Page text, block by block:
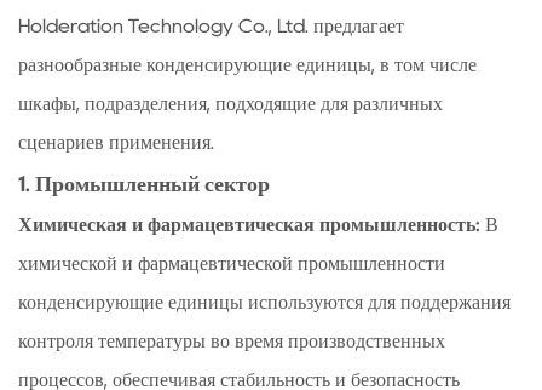
1.2
Медицинский
сектор
1.3
3.
питания
1.4
4.
Логистика
Holderation Technology Co., Ltd. предлагает
разнообразные конденсирующие единицы, в том числе
шкафы, подразделения, подходящие для различных
сценариев применения.
1. Промышленный сектор
Химическая и фармацевтическая промышленность: В
химической и фармацевтической промышленности
конденсирующие единицы используются для поддержания
контроля температуры во время производственных
процессов, обеспечивая стабильность и безопасность